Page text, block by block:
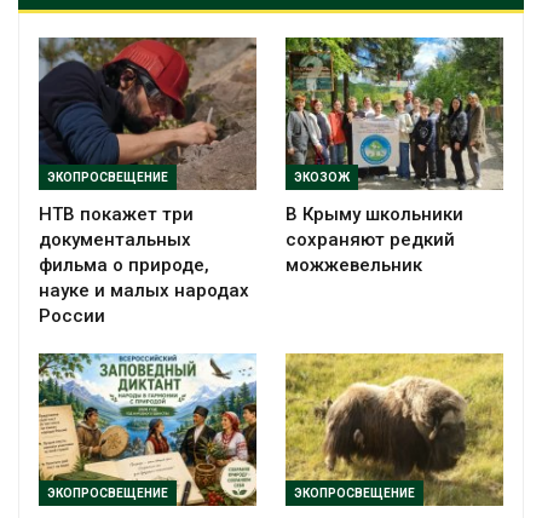
ЭКОПРОСВЕЩЕНИЕ
НТВ покажет три
документальных
фильма о природе,
науке и малых народах
России
ЭКОЗОЖ
В Крыму школьники
сохраняют редкий
можжевельник
ЭКОПРОСВЕЩЕНИЕ ЭКОПРОСВЕЩЕНИЕ